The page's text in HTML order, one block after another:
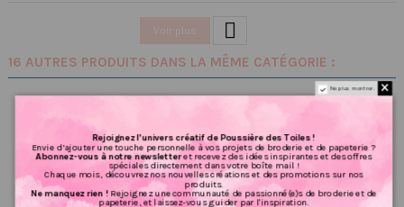
Voir plus 
16 AUTRES PRODUITS DANS LA MÊME CATÉGORIE :
Ne plus montrer.
Rejoignez l’univers créatif de Poussière des Toiles !
Envie d’ajouter une touche personnelle à vos projets de broderie et de papeterie ?
Abonnez-vous à notre newsletteret recevez des idées inspirantes et des offres
spéciales directement dans votre boîte mail !
Chaque mois, découvrez nos nouvelles créations et des promotions sur nos
produits.
Ne manquez rien !Rejoignez une communauté de passionné(e)s de broderie et de
papeterie, et laissez-vous guider par l'inspiration.